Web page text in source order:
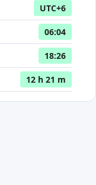
UTC+6
06:04
18:26
12 h 21 m